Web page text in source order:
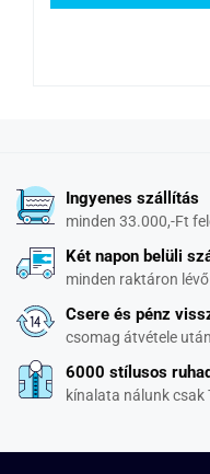
Ingyenes szállítás
minden 33.000,-Ft
Két napon belüli
minden raktáron
Csere és pénz
csomag átvétele
6000 stílusos
kínalata nálunk csak